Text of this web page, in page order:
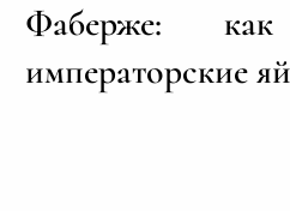
Фаберже: как
императорские